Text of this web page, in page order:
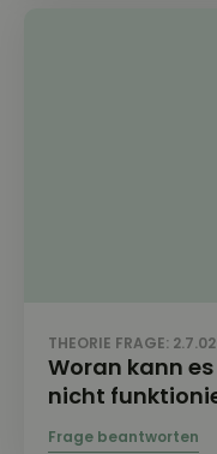
THEORIE FRAGE:
Woran kann
nicht